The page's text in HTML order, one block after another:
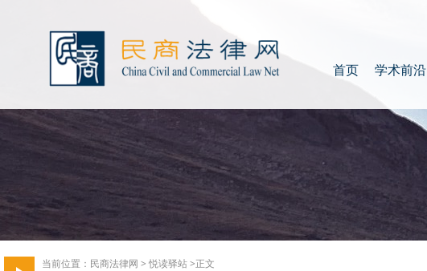
首页 学术前沿
当前位置： 民商法律网 > 悦读驿站>正文